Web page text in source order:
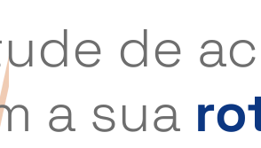
de
a sua